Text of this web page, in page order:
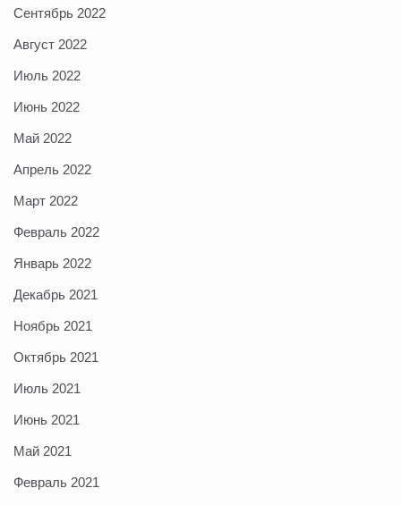
Сентябрь 2022
Август 2022
Июль 2022
Июнь 2022
Май 2022
Апрель 2022
Март 2022
Февраль 2022
Январь 2022
Декабрь 2021
Ноябрь 2021
Октябрь 2021
Июль 2021
Июнь 2021
Май 2021
Февраль 2021